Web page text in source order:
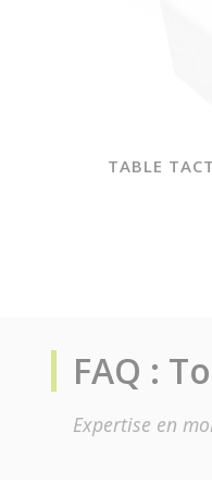
TABLE
FAQ :
Expertise en